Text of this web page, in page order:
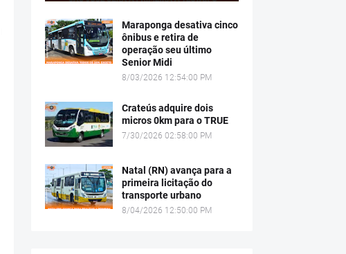
Maraponga desativa cinco
ônibus e retira de
operação seu último
Senior Midi
8/03/2026 12:54:00 PM
Crateús adquire dois
micros 0km para o TRUE
7/30/2026 02:58:00 PM
Natal (RN) avança para a
primeira licitação do
transporte urbano
8/04/2026 12:50:00 PM